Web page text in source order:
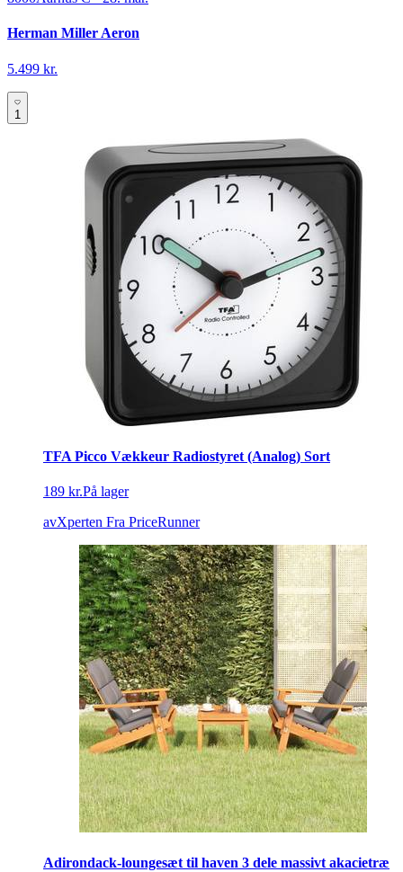
Herman Miller Aeron
5.499 kr.
1
TFA Picco Vækkeur Radiostyret (Analog) Sort
189 kr.På lager
avXperten Fra PriceRunner
Adirondack-loungesæt til haven 3 dele massivt akacietræ